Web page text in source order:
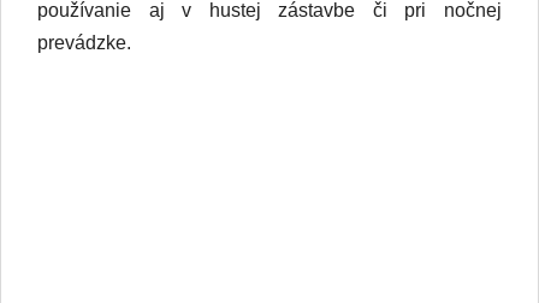
používanie aj v hustej zástavbe či pri nočnej
prevádzke.